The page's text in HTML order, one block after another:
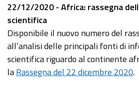
22/12/2020 - Africa: rassegna
scientifica
Disponibile il nuovo numero del
all’analisi delle principali fonti di
scientifica riguardo al continente
laRassegna del 22 dicembre 2020.